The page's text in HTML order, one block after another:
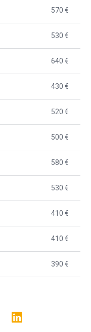
570 €
530 €
640 €
430 €
520 €
500 €
580 €
530 €
410 €
410 €
390 €